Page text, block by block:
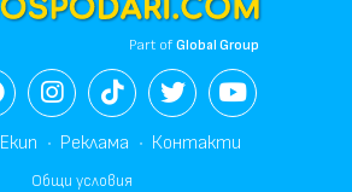
Part ofGlobal Group
Екип Реклама Контакти
Общи условия